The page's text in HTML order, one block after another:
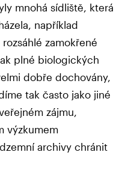
mnohá sídliště, která
například
zamokřené
plné biologických
dobře dochovány,
tak často jako jiné
zájmu,
výzkumem
archivy chránit